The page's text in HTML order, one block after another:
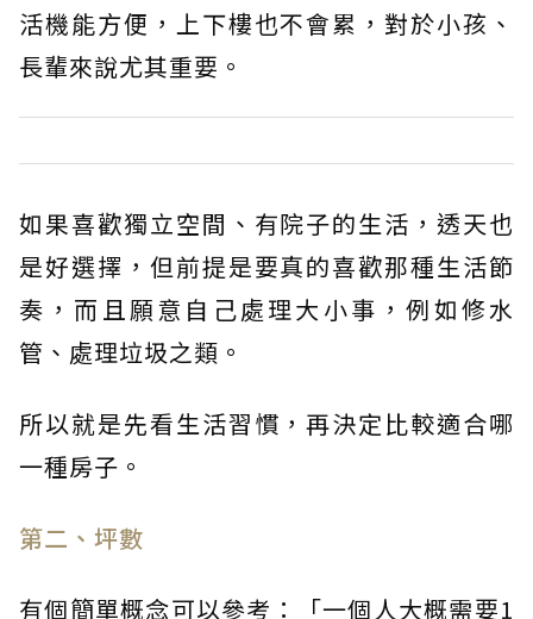
活機能方便，上下樓也不會累，對於小孩、
長輩來說尤其重要。
如果喜歡獨立空間、有院子的生活，透天也
是好選擇，但前提是要真的喜歡那種生活節
奏，而且願意自己處理大小事，例如修水
管、處理垃圾之類。
所以就是先看生活習慣，再決定比較適合哪
一種房子。
第二、坪數
有個簡單概念可以參考：「一個人大概需要1